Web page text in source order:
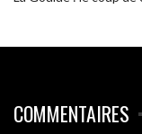
COMMENTAIRES